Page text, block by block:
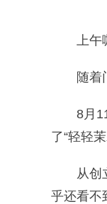
上午
随着
8月
了“轻轻
从创
乎还看不